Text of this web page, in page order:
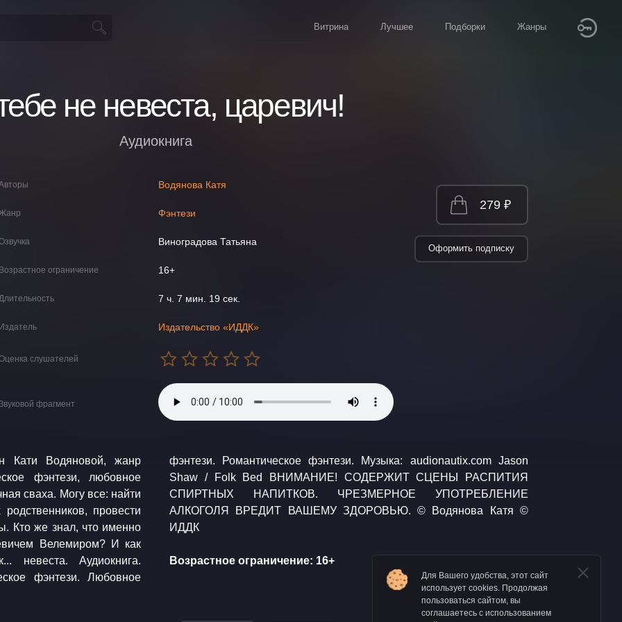
Витрина Лучшее Подборки Жанры
не невеста, царевич!
Аудиокнига
Водянова Катя
Фэнтези
Виноградова Татьяна
ограничение 16+
7 ч. 7 мин. 19 сек.
Издательство «ИДДК»
слушателей
фрагмент
279 ₽
Оформить подписку
Кати Водяновой, жанр
фэнтези, любовное
сваха. Могу все: найти
провести
Кто же знал, что именно
Велемиром? И как
Аудиокнига.
фэнтези. Любовное
audionautix.com Jason
СЦЕНЫ РАСПИТИЯ
УПОТРЕБЛЕНИЕ
© Водянова Катя ©
ИДДК
Возрастное ограничение: 16+
Для Вашего удобства, этот сайт
использует cookies. Продолжая
пользоваться сайтом, вы
соглашаетесь с использованием